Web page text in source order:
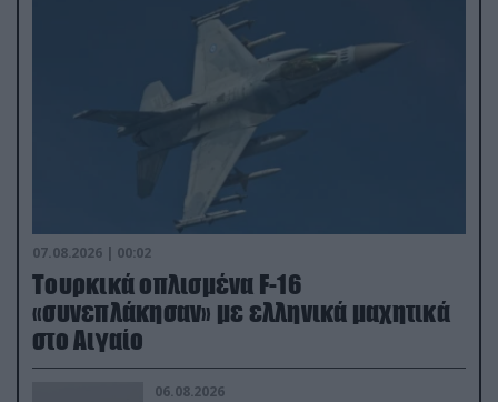
07.08.2026 | 00:02
Τουρκικά οπλισμένα F-16
«συνεπλάκησαν» με ελληνικά μαχητικά
στο Αιγαίο
06.08.2026